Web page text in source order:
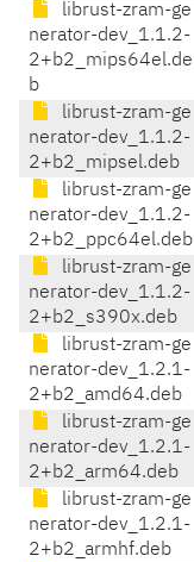
librust-zram-ge
nerator-dev_1.1.2-
2+b2_mips64el.de
b
librust-zram-ge
nerator-dev_1.1.2-
2+b2_mipsel.deb
librust-zram-ge
nerator-dev_1.1.2-
2+b2_ppc64el.deb
librust-zram-ge
nerator-dev_1.1.2-
2+b2_s390x.deb
librust-zram-ge
nerator-dev_1.2.1-
2+b2_amd64.deb
librust-zram-ge
nerator-dev_1.2.1-
2+b2_arm64.deb
librust-zram-ge
nerator-dev_1.2.1-
2+b2_armhf.deb